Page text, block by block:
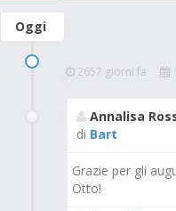
Oggi
2657 giorni fa
Annalisa
di Bart
Grazie per gli
Otto!